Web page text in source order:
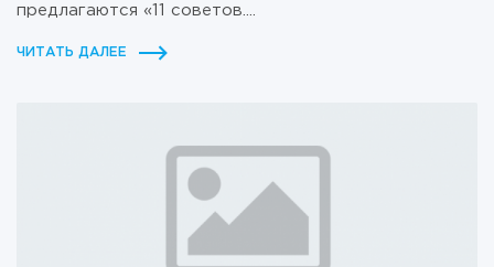
предлагаются «11 советов....
ЧИТАТЬ ДАЛЕЕ